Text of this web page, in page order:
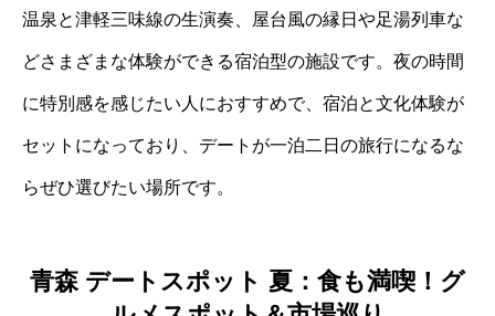
温泉と津軽三味線の生演奏、屋台風の縁日や足湯列車な
どさまざまな体験ができる宿泊型の施設です。夜の時間
に特別感を感じたい人におすすめで、宿泊と文化体験が
セットになっており、デートが一泊二日の旅行になるな
らぜひ選びたい場所です。
青森 デートスポット 夏：食も満喫！グ